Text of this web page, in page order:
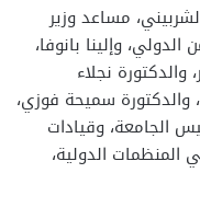
مساعد وزير
وإلينا بانوفا،
نجلاء
والدكتورة سميحة فوزي،
الجامعة، وقيادات
المنظمات الدولية،